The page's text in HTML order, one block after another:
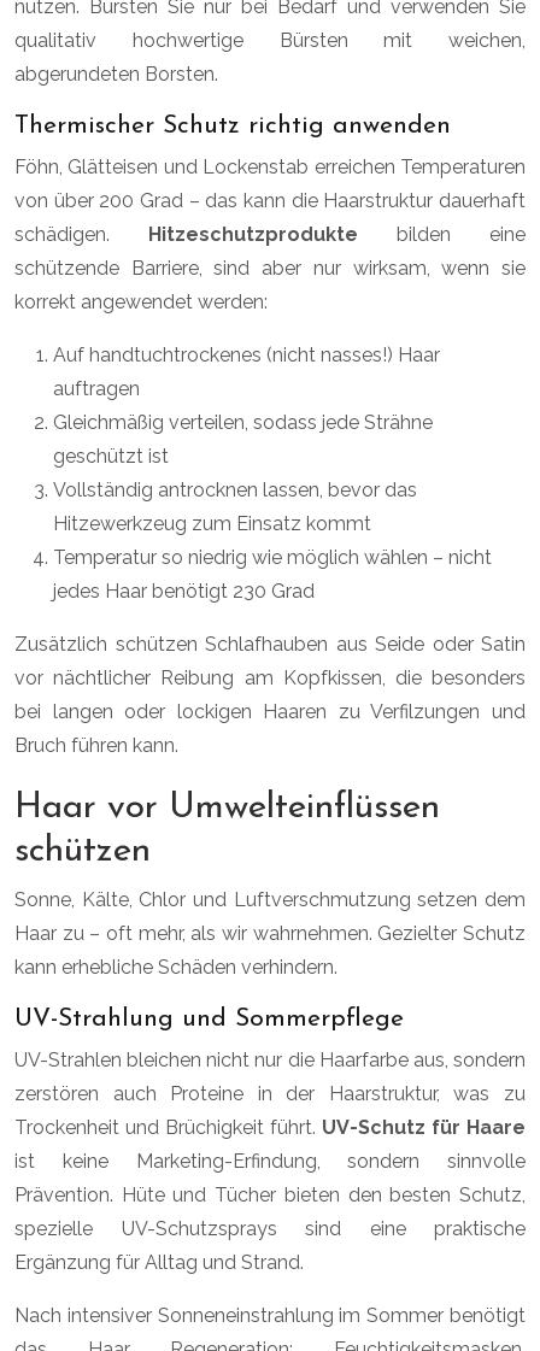
nutzen. Bürsten Sie nur bei Bedarf und verwenden Sie
qualitativ hochwertige Bürsten mit weichen,
abgerundeten Borsten.
Thermischer Schutz richtig anwenden
Föhn, Glätteisen und Lockenstab erreichen Temperaturen
von über 200 Grad – das kann die Haarstruktur dauerhaft
schädigen. Hitzeschutzprodukte bilden eine
schützende Barriere, sind aber nur wirksam, wenn sie
korrekt angewendet werden:
Auf handtuchtrockenes (nicht nasses!) Haar
auftragen
Gleichmäßig verteilen, sodass jede Strähne
geschützt ist
Vollständig antrocknen lassen, bevor das
Hitzewerkzeug zum Einsatz kommt
Temperatur so niedrig wie möglich wählen – nicht
jedes Haar benötigt 230 Grad
Zusätzlich schützen Schlafhauben aus Seide oder Satin
vor nächtlicher Reibung am Kopfkissen, die besonders
bei langen oder lockigen Haaren zu Verfilzungen und
Bruch führen kann.
Haar vor Umwelteinflüssen
schützen
Sonne, Kälte, Chlor und Luftverschmutzung setzen dem
Haar zu – oft mehr, als wir wahrnehmen. Gezielter Schutz
kann erhebliche Schäden verhindern.
UV-Strahlung und Sommerpflege
UV-Strahlen bleichen nicht nur die Haarfarbe aus, sondern
zerstören auch Proteine in der Haarstruktur, was zu
Trockenheit und Brüchigkeit führt. UV-Schutz für Haare
ist keine Marketing-Erfindung, sondern sinnvolle
Prävention. Hüte und Tücher bieten den besten Schutz,
spezielle UV-Schutzsprays sind eine praktische
Ergänzung für Alltag und Strand.
Nach intensiver Sonneneinstrahlung im Sommer benötigt